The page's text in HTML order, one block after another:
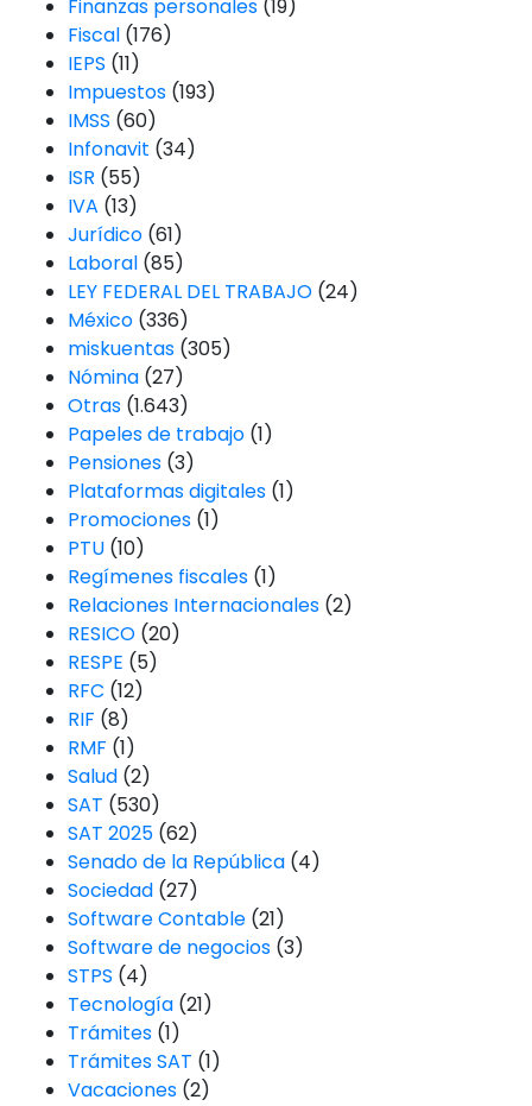
Finanzas personales(19)
Fiscal(176)
IEPS (11)
Impuestos(193)
IMSS (60)
Infonavit (34)
ISR (55)
IVA (13)
Jurídico(61)
Laboral(85)
LEY FEDERAL DEL TRABAJO(24)
México(336)
miskuentas(305)
Nómina(27)
Otras(1.643)
Papeles de trabajo(1)
Pensiones(3)
Plataformas digitales(1)
Promociones(1)
PTU(10)
Regímenes fiscales(1)
Relaciones Internacionales(2)
RESICO(20)
RESPE (5)
RFC (12)
RIF (8)
RMF (1)
Salud(2)
SAT (530)
SAT 2025(62)
Senado de la República(4)
Sociedad(27)
Software Contable(21)
Software de negocios(3)
STPS (4)
Tecnología(21)
Trámites(1)
Trámites SAT (1)
Vacaciones(2)